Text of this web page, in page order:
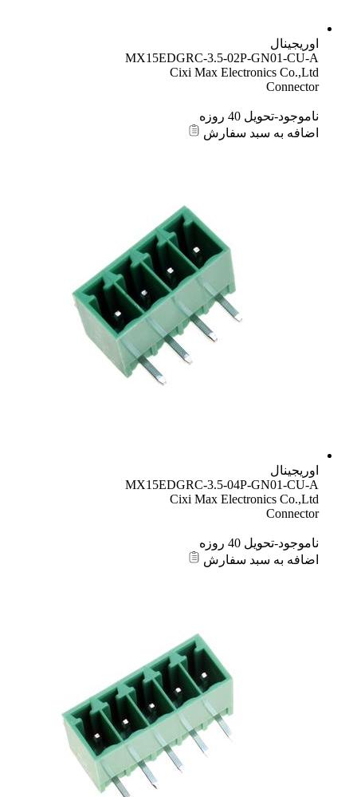
اوریجینال
MX15EDGRC-3.5-02P-GN01-CU-A
Cixi Max Electronics Co.,Ltd
Connector
ناموجود-تحویل 40 روزه
اضافه به سبد سفارش
اوریجینال
MX15EDGRC-3.5-04P-GN01-CU-A
Cixi Max Electronics Co.,Ltd
Connector
ناموجود-تحویل 40 روزه
اضافه به سبد سفارش